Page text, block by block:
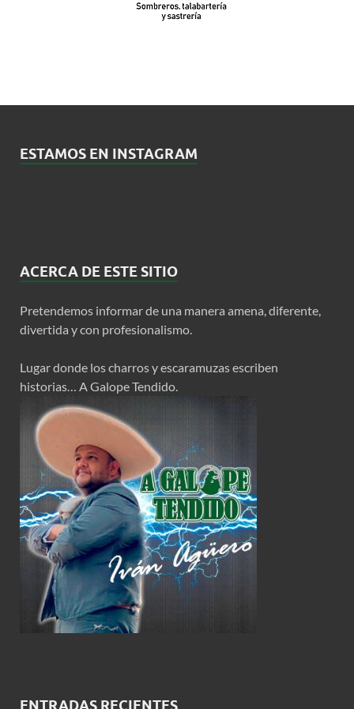
ESTAMOS EN INSTAGRAM
ACERCA DE ESTE SITIO
Pretendemos informar de una manera amena, diferente,
divertida y con profesionalismo.
Lugar donde los charros y escaramuzas escriben
historias… A Galope Tendido.